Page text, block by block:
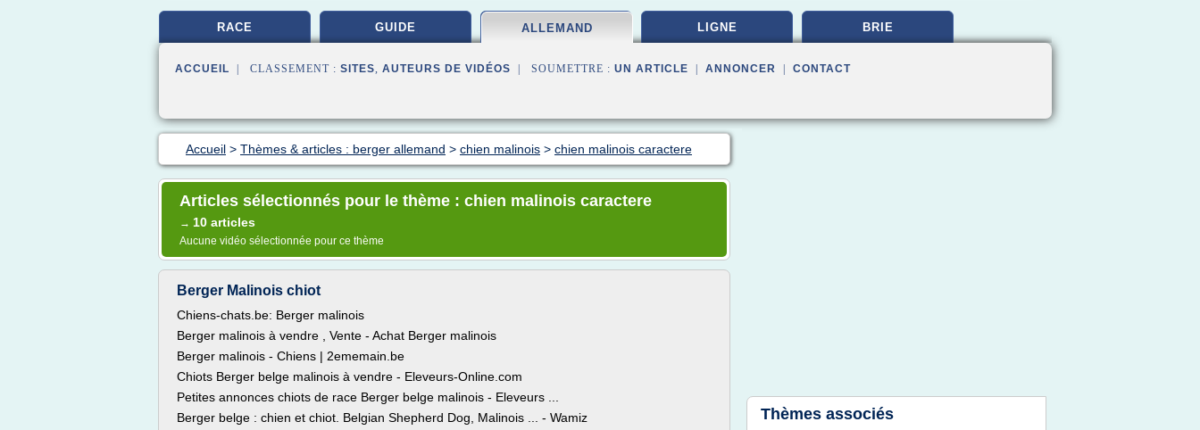
RACE GUIDE ALLEMAND LIGNE BRIE
ACCUEIL | CLASSEMENT : SITES, AUTEURS DE VIDÉOS | SOUMETTRE : UN ARTICLE ANNONCER CONTACT
Accueil > Thèmes & articles : berger allemand > chien malinois > chien malinois caractere
Articles sélectionnés pour le thème : chien malinois caractere
→ 10 articles
Aucune vidéo sélectionnée pour ce thème
Berger Malinois chiot
Chiens-chats.be: Berger malinois
Berger malinois à vendre , Vente - Achat Berger malinois
Berger malinois - Chiens | 2ememain.be
Chiots Berger belge malinois à vendre - Eleveurs-Online.com
Petites annonces chiots de race Berger belge malinois - Eleveurs ...
Berger belge : chien et chiot. Belgian Shepherd Dog, Malinois ... - Wamiz
Thèmes associés